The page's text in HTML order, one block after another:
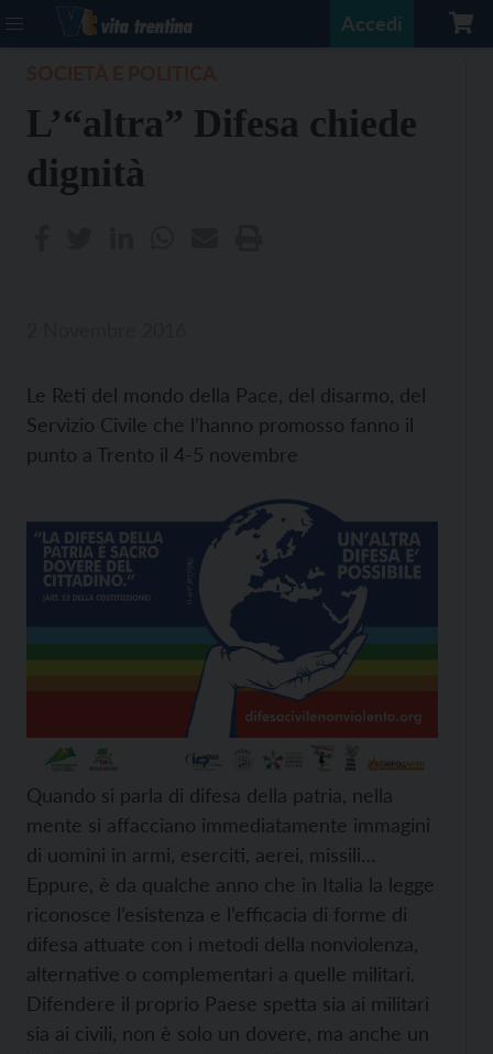
Accedi
L’“altra” Difesa chiede
dignità
Le Reti del mondo della Pace, del disarmo, del
Servizio Civile che l’hanno promosso fanno il
punto a Trento il 4-5 novembre
Quando si parla di difesa della patria, nella
mente si affacciano immediatamente immagini
di uomini in armi, eserciti, aerei, missili…
Eppure, è da qualche anno che in Italia la legge
riconosce l’esistenza e l’efficacia di forme di
difesa attuate con i metodi della nonviolenza,
alternative o complementari a quelle militari.
Difendere il proprio Paese spetta sia ai militari
sia ai civili, non è solo un dovere, ma anche un